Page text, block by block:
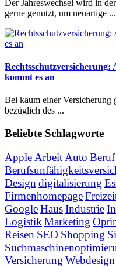
Der Jahreswechsel wird in
gerne genutzt, um neuartige ...
Rechtsschutzversicherung:
kommt es an
Bei kaum einer Versicherung
bezüglich des ...
Beliebte Schlagworte
Apple Arbeit Auto Beruf
Design digitalisierung
Firmenhomepage
GoogleHausIndustrie
Logistik Marketing
Reisen SEO Shopping
Versicherung Webdesign